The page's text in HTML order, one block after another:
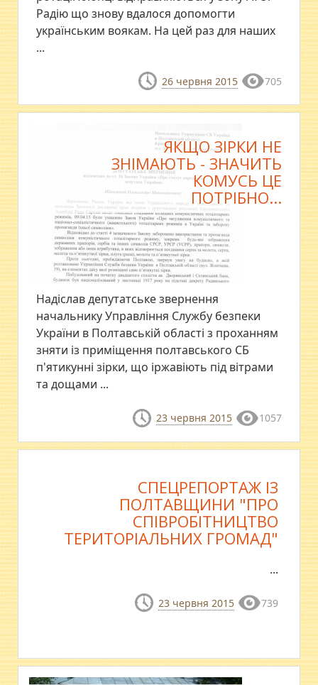
Радію що знову вдалося допомогти
українським воякам. На цей раз для наших
...
26 червня 2015 705
ЯКЩО ЗІРКИ НЕ
ЗНІМАЮТЬ - ЗНАЧИТЬ
КОМУСЬ ЦЕ
ПОТРІБНО...
Надіслав депутатське звернення
начальнику Управління Службу безпеки
України в Полтавській області з проханням
зняти із приміщення полтавського СБ
п'ятикунні зірки, що іржавіють під вітрами
та дощами ...
23 червня 2015 1057
СПЕЦРЕПОРТАЖ ІЗ
ПОЛТАВЩИНИ "ПРО
СПІВРОБІТНИЦТВО
ТЕРИТОРІАЛЬНИХ ГРОМАД"
...
23 червня 2015 739